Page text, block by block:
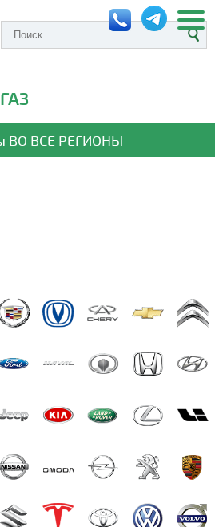
ВО ВСЕ РЕГИОНЫ